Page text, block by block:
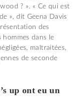
? ». « Ce qui est
», dit Geena Davis
des
hommes dans le
maltraitées,
de seconde
up ont eu un